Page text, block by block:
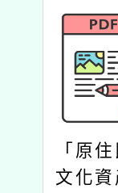
「原
文化資